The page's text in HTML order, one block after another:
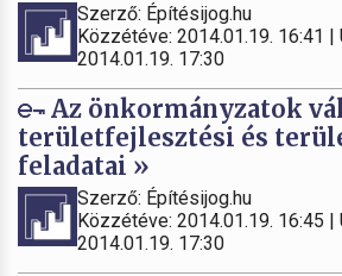
Szerző: Építésijog.hu
Közzétéve: 2014.01.19. 16:41
2014.01.19. 17:30
Az önkormányzatok
területfejlesztési és
feladatai »
Szerző: Építésijog.hu
Közzétéve: 2014.01.19. 16:45
2014.01.19. 17:30